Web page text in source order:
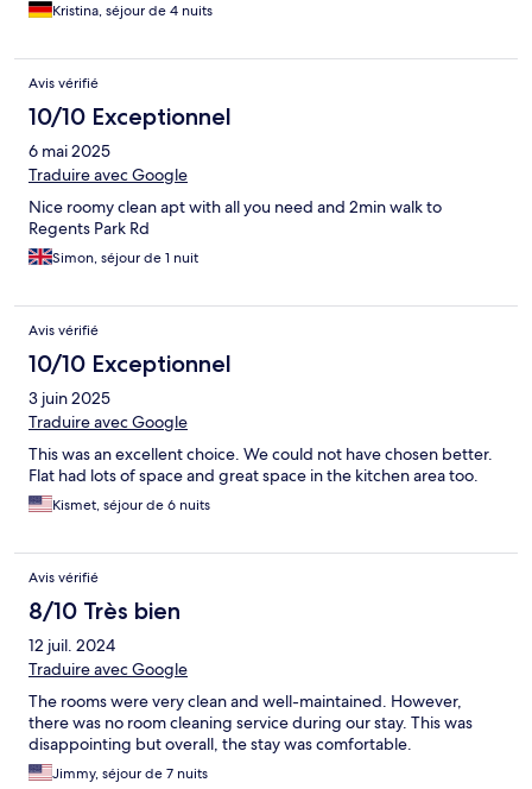
Kristina, séjour de 4 nuits
Avis vérifié
10/10 Exceptionnel
6 mai 2025
Traduire avec Google
Nice roomy clean apt with all you need and 2min walk to
Regents Park Rd
Simon, séjour de 1 nuit
Avis vérifié
10/10 Exceptionnel
3 juin 2025
Traduire avec Google
This was an excellent choice. We could not have chosen better.
Flat had lots of space and great space in the kitchen area too.
Kismet, séjour de 6 nuits
Avis vérifié
8/10 Très bien
12 juil. 2024
Traduire avec Google
The rooms were very clean and well-maintained. However,
there was no room cleaning service during our stay. This was
disappointing but overall, the stay was comfortable.
Jimmy, séjour de 7 nuits